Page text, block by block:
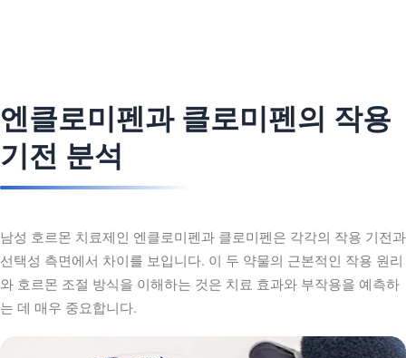
엔클로미펜과 클로미펜의 작용
기전 분석
남성 호르몬 치료제인 엔클로미펜과 클로미펜은 각각의 작용 기전과
선택성 측면에서 차이를 보입니다. 이 두 약물의 근본적인 작용 원리
와 호르몬 조절 방식을 이해하는 것은 치료 효과와 부작용을 예측하
는 데 매우 중요합니다.